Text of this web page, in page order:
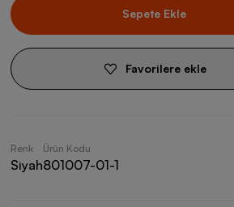
Sepete Ekle
Favorilere ekle
Renk
Siyah
Ürün Kodu
801007-01-1